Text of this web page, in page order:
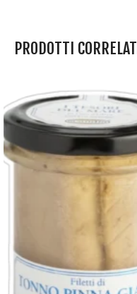
PRODOTTI CORRELATI